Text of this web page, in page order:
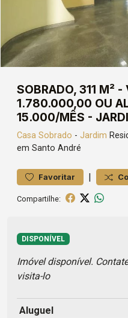
SOBRADO, 311 M² -
1.780.000,00 OU
15.000/MÊS -
Casa Sobrado - Jardim
em Santo André
Favoritar |
Compartilhe:
DISPONÍVEL
Imóvel disponível.
visita-lo
Aluguel